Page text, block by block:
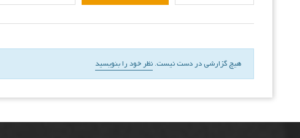
هیچ گزارشی در دست نیست. نظر خود را بنویسید